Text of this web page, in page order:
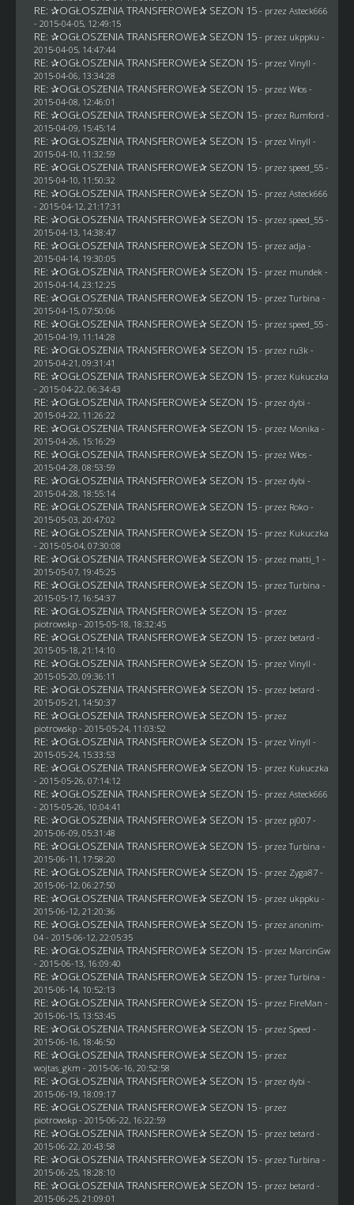
RE: ✰OGŁOSZENIA TRANSFEROWE✰ SEZON 15 - przez Asteck666
- 2015-04-05, 12:49:15
RE: ✰OGŁOSZENIA TRANSFEROWE✰ SEZON 15 - przez ukppku -
2015-04-05, 14:47:44
RE: ✰OGŁOSZENIA TRANSFEROWE✰ SEZON 15 - przez Vinyll -
2015-04-06, 13:34:28
RE: ✰OGŁOSZENIA TRANSFEROWE✰ SEZON 15 - przez Włos-
2015-04-08, 12:46:01
RE: ✰OGŁOSZENIA TRANSFEROWE✰ SEZON 15 - przez Rumford -
2015-04-09, 15:45:14
RE: ✰OGŁOSZENIA TRANSFEROWE✰ SEZON 15 - przez Vinyll -
2015-04-10, 11:32:59
RE: ✰OGŁOSZENIA TRANSFEROWE✰ SEZON 15 - przez speed_55 -
2015-04-10, 11:50:32
RE: ✰OGŁOSZENIA TRANSFEROWE✰ SEZON 15 - przez Asteck666
- 2015-04-12, 21:17:31
RE: ✰OGŁOSZENIA TRANSFEROWE✰ SEZON 15 - przez speed_55 -
2015-04-13, 14:38:47
RE: ✰OGŁOSZENIA TRANSFEROWE✰ SEZON 15 - przez adja -
2015-04-14, 19:30:05
RE: ✰OGŁOSZENIA TRANSFEROWE✰ SEZON 15 - przez mundek -
2015-04-14, 23:12:25
RE: ✰OGŁOSZENIA TRANSFEROWE✰ SEZON 15 - przez Turbina -
2015-04-15, 07:50:06
RE: ✰OGŁOSZENIA TRANSFEROWE✰ SEZON 15 - przez speed_55 -
2015-04-19, 11:14:28
RE: ✰OGŁOSZENIA TRANSFEROWE✰ SEZON 15 - przez ru3k -
2015-04-21, 09:31:41
RE: ✰OGŁOSZENIA TRANSFEROWE✰ SEZON 15 - przez Kukuczka
- 2015-04-22, 06:34:43
RE: ✰OGŁOSZENIA TRANSFEROWE✰ SEZON 15 - przez dybi -
2015-04-22, 11:26:22
RE: ✰OGŁOSZENIA TRANSFEROWE✰ SEZON 15 - przez Monika -
2015-04-26, 15:16:29
RE: ✰OGŁOSZENIA TRANSFEROWE✰ SEZON 15 - przez Włos-
2015-04-28, 08:53:59
RE: ✰OGŁOSZENIA TRANSFEROWE✰ SEZON 15 - przez dybi -
2015-04-28, 18:55:14
RE: ✰OGŁOSZENIA TRANSFEROWE✰ SEZON 15 - przez Roko-
2015-05-03, 20:47:02
RE: ✰OGŁOSZENIA TRANSFEROWE✰ SEZON 15 - przez Kukuczka
- 2015-05-04, 07:30:08
RE: ✰OGŁOSZENIA TRANSFEROWE✰ SEZON 15 - przez matti_1 -
2015-05-07, 19:45:25
RE: ✰OGŁOSZENIA TRANSFEROWE✰ SEZON 15 - przez Turbina -
2015-05-17, 16:54:37
RE: ✰OGŁOSZENIA TRANSFEROWE✰ SEZON 15 - przez
piotrowskp- 2015-05-18, 18:32:45
RE: ✰OGŁOSZENIA TRANSFEROWE✰ SEZON 15 - przez betard -
2015-05-18, 21:14:10
RE: ✰OGŁOSZENIA TRANSFEROWE✰ SEZON 15 - przez Vinyll -
2015-05-20, 09:36:11
RE: ✰OGŁOSZENIA TRANSFEROWE✰ SEZON 15 - przez betard -
2015-05-21, 14:50:37
RE: ✰OGŁOSZENIA TRANSFEROWE✰ SEZON 15 - przez
piotrowskp- 2015-05-24, 11:03:52
RE: ✰OGŁOSZENIA TRANSFEROWE✰ SEZON 15 - przez Vinyll -
2015-05-24, 15:33:53
RE: ✰OGŁOSZENIA TRANSFEROWE✰ SEZON 15 - przez Kukuczka
- 2015-05-26, 07:14:12
RE: ✰OGŁOSZENIA TRANSFEROWE✰ SEZON 15 - przez Asteck666
- 2015-05-26, 10:04:41
RE: ✰OGŁOSZENIA TRANSFEROWE✰ SEZON 15 - przez pj007-
2015-06-09, 05:31:48
RE: ✰OGŁOSZENIA TRANSFEROWE✰ SEZON 15 - przez Turbina -
2015-06-11, 17:58:20
RE: ✰OGŁOSZENIA TRANSFEROWE✰ SEZON 15 - przez Zyga87-
2015-06-12, 06:27:50
RE: ✰OGŁOSZENIA TRANSFEROWE✰ SEZON 15 - przez ukppku -
2015-06-12, 21:20:36
RE: ✰OGŁOSZENIA TRANSFEROWE✰ SEZON 15 - przez anonim-
04- 2015-06-12, 22:05:35
RE: ✰OGŁOSZENIA TRANSFEROWE✰ SEZON 15 - przez MarcinGw
- 2015-06-13, 16:09:40
RE: ✰OGŁOSZENIA TRANSFEROWE✰ SEZON 15 - przez Turbina -
2015-06-14, 10:52:13
RE: ✰OGŁOSZENIA TRANSFEROWE✰ SEZON 15 - przez FireMan -
2015-06-15, 13:53:45
RE: ✰OGŁOSZENIA TRANSFEROWE✰ SEZON 15 - przez Speed -
2015-06-16, 18:46:50
RE: ✰OGŁOSZENIA TRANSFEROWE✰ SEZON 15 - przez
wojtas_gkm - 2015-06-16, 20:52:58
RE: ✰OGŁOSZENIA TRANSFEROWE✰ SEZON 15 - przez dybi -
2015-06-19, 18:09:17
RE: ✰OGŁOSZENIA TRANSFEROWE✰ SEZON 15 - przez
piotrowskp- 2015-06-22, 16:22:59
RE: ✰OGŁOSZENIA TRANSFEROWE✰ SEZON 15 - przez betard -
2015-06-22, 20:43:58
RE: ✰OGŁOSZENIA TRANSFEROWE✰ SEZON 15 - przez Turbina -
2015-06-25, 18:28:10
RE: ✰OGŁOSZENIA TRANSFEROWE✰ SEZON 15 - przez betard -
2015-06-25, 21:09:01